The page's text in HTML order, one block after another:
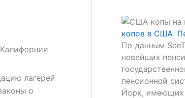
лагерей
о
копов в США.
По данным
новейших
пенсионной
Йорк, имеющих